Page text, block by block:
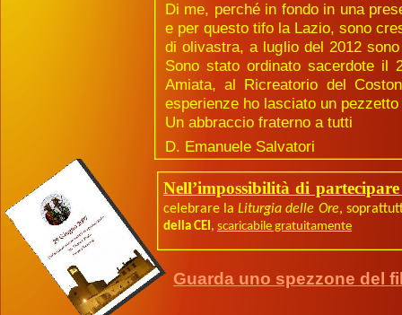
Di me, perché in fondo in una
e per questo tifo la Lazio, sono
di olivastra, a luglio del 2012
Sono stato ordinato sacerdote il
Amiata, al Ricreatorio del
esperienze ho lasciato un
Un abbraccio fraterno a tutti
D. Emanuele Salvatori
Guarda uno spezzone del
Nell’impossibilità di
celebrare laLiturgia delle Ore,
della CEI, scaricabile gratuitamente